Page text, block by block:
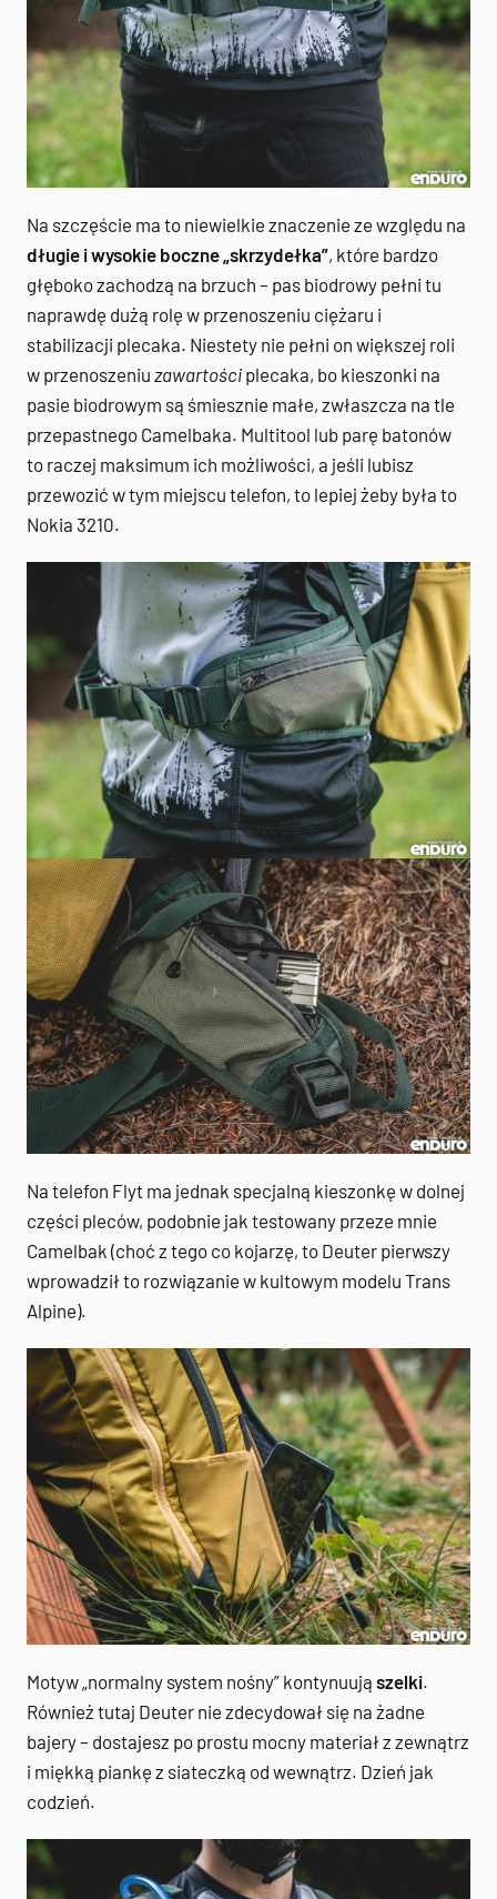
Na szczęście ma to niewielkie znaczenie ze względu na
długie i wysokie boczne „skrzydełka”, które bardzo
głęboko zachodzą na brzuch – pas biodrowy pełni tu
naprawdę dużą rolę w przenoszeniu ciężaru i
stabilizacji plecaka. Niestety nie pełni on większej roli
w przenoszeniu zawartości plecaka, bo kieszonki na
pasie biodrowym są śmiesznie małe, zwłaszcza na tle
przepastnego Camelbaka. Multitool lub parę batonów
to raczej maksimum ich możliwości, a jeśli lubisz
przewozić w tym miejscu telefon, to lepiej żeby była to
Nokia 3210.
Na telefon Flyt ma jednak specjalną kieszonkę w dolnej
części pleców, podobnie jak testowany przeze mnie
Camelbak (choć z tego co kojarzę, to Deuter pierwszy
wprowadził to rozwiązanie w kultowym modelu Trans
Alpine).
Motyw „normalny system nośny” kontynuują szelki.
Również tutaj Deuter nie zdecydował się na żadne
bajery – dostajesz po prostu mocny materiał z zewnątrz
i miękką piankę z siateczką od wewnątrz. Dzień jak
codzień.